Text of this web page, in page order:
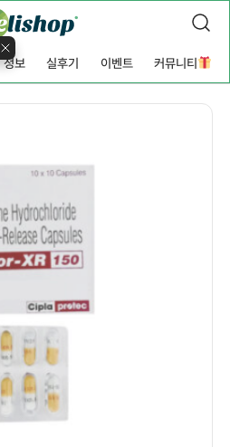
정보 실후기 이벤트 커뮤니티